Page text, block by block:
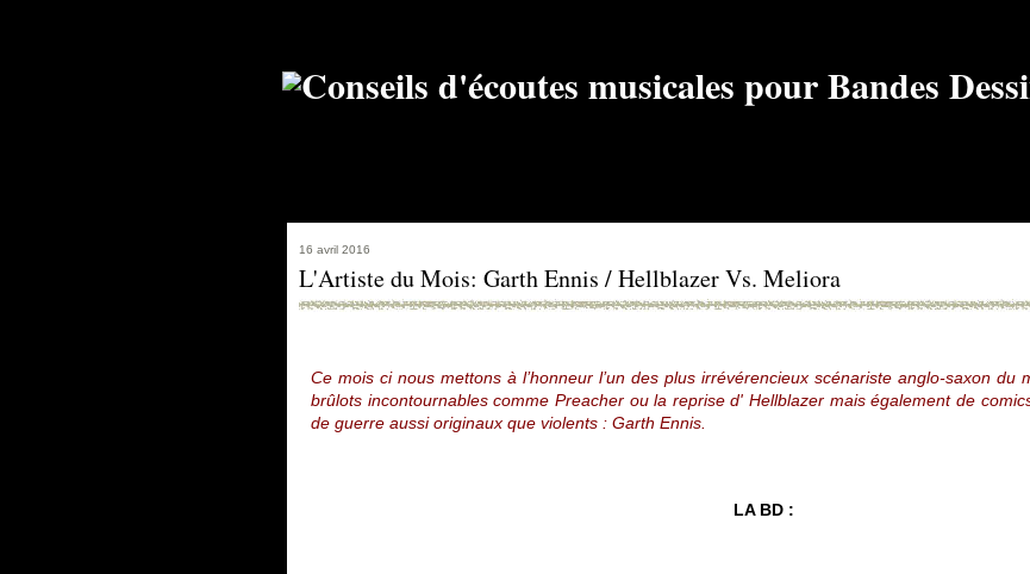
16 avril 2016
L'Artiste du Mois: Garth Ennis / Hellblazer Vs. Meliora
Ce mois ci nous mettons à l’honneur l’un des plus irrévérencieux scénariste anglo-saxon du
brûlots incontournables comme Preacher ou la reprise d' Hellblazer mais également de
de guerre aussi originaux que violents : Garth Ennis.
LA BD :